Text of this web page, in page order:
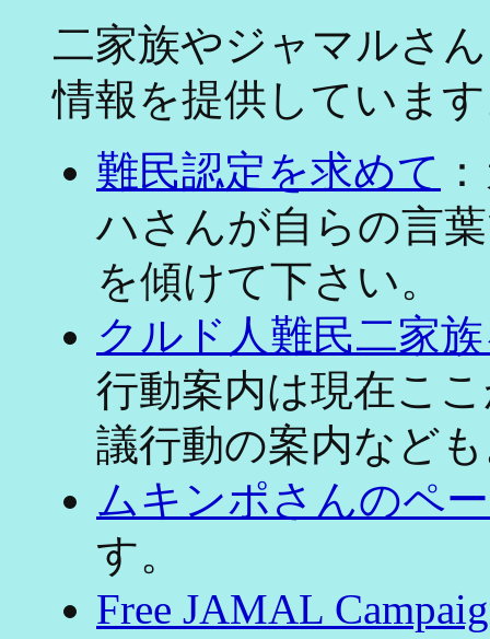
二家族やジャマルさ
情報を提供していま
難民認定を求めて
ハさんが自らの言
を傾けて下さい。
クルド人難民二家
行動案内は現在こ
議行動の案内など
ムキンポさんのペ
す。
Free JAMAL